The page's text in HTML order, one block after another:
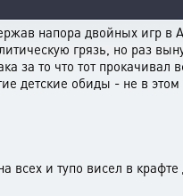
напора двойных игр в
грязь, но раз
за то что тот
детские обиды - не в этом
всех и тупо висел в